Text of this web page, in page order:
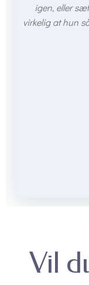
igen, eller
virkelig at hun
Vil